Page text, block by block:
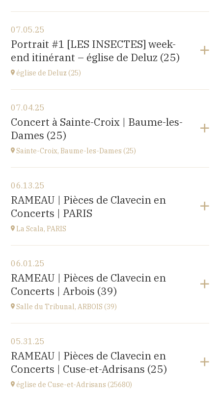
église Saint-Antide,
27 Rue de la Chapelle, 25820 Laissey
at17H00
07.05.25
Portrait #1 [LES INSECTES] week-
end itinérant – église de Deluz (25)
église de Deluz (25)
église Saint-Martin,
1 Rue de l'Église, 25960 Deluz
at13H30
07.04.25
Concert à Sainte-Croix | Baume-les-
Dames (25)
Sainte-Croix, Baume-les-Dames (25)
EHPAD du Centre hospitalier Sainte-Croix,
1 avenue du Président Kennedy, 25110 BAUME-LES-
DAMES
06.13.25
RAMEAU | Pièces de Clavecin en
Concerts | PARIS
La Scala, PARIS
La Scala, PARIS
13, boulevard de Strasbourg 75010 Paris
at19H30
Go to site
06.01.25
RAMEAU | Pièces de Clavecin en
Concerts | Arbois (39)
Salle du Tribunal, ARBOIS (39)
Salle du Tribunal, ARBOIS (39)
10 rue de l’hôtel de ville, 39600 ARBOIS
at17H00
05.31.25
RAMEAU | Pièces de Clavecin en
Concerts | Cuse-et-Adrisans (25)
église de Cuse-et-Adrisans (25680)